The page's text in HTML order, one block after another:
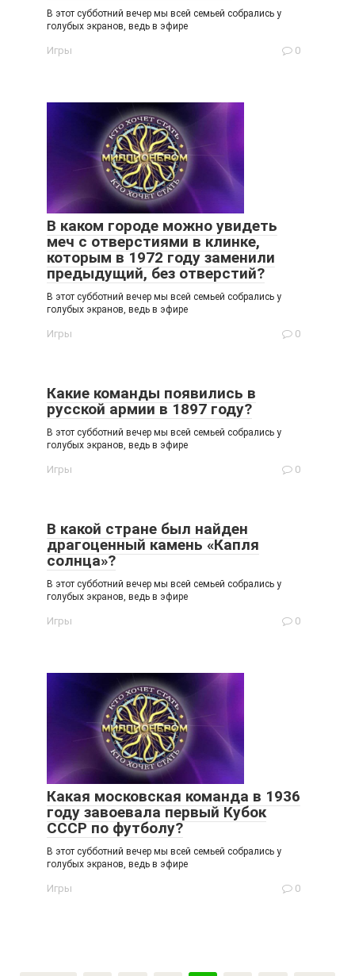
В этот субботний вечер мы всей семьей собрались у
голубых экранов, ведь в эфире
Игры 0
В каком городе можно увидеть
меч с отверстиями в клинке,
которым в 1972 году заменили
предыдущий, без отверстий?
В этот субботний вечер мы всей семьей собрались у
голубых экранов, ведь в эфире
Игры 0
Какие команды появились в
русской армии в 1897 году?
В этот субботний вечер мы всей семьей собрались у
голубых экранов, ведь в эфире
Игры 0
В какой стране был найден
драгоценный камень «Капля
солнца»?
В этот субботний вечер мы всей семьей собрались у
голубых экранов, ведь в эфире
Игры 0
Какая московская команда в 1936
году завоевала первый Кубок
СССР по футболу?
В этот субботний вечер мы всей семьей собрались у
голубых экранов, ведь в эфире
Игры 0